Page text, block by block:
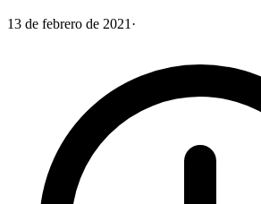
13 de febrero de 2021 ·